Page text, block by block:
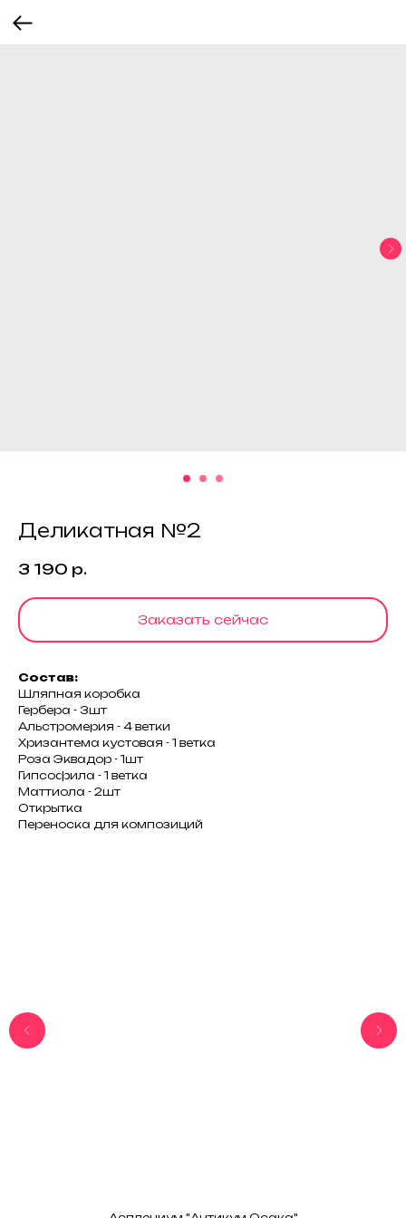
Деликатная №2
3 190 р.
Заказать сейчас
Состав:
Шляпная коробка
Гербера - 3шт
Альстромерия - 4 ветки
Хризантема кустовая - 1 ветка
Роза Эквадор - 1шт
Гипсофила - 1 ветка
Маттиола - 2шт
Открытка
Переноска для композиций